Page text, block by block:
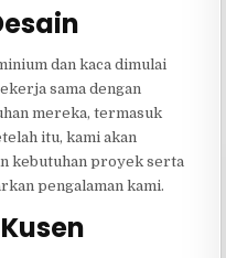
dan kaca dimulai
sama dengan
mereka, termasuk
itu, kami akan
kebutuhan proyek serta
pengalaman kami.